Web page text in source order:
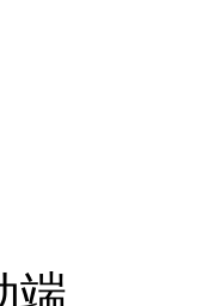
端